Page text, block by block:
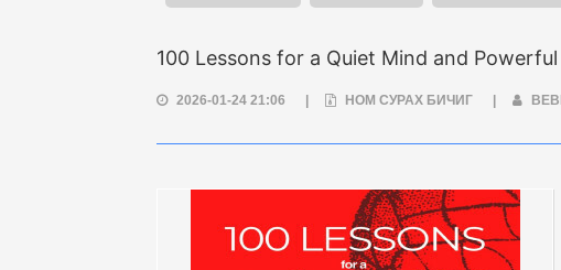
100 Lessons for a Quiet Mind and
2026-01-24 21:06 НОМ СУРАХ БИЧИГ